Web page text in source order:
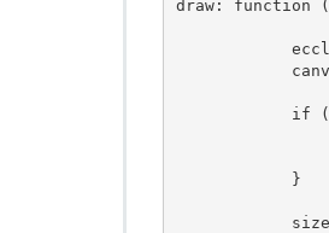
draw: function (
if
}
            size